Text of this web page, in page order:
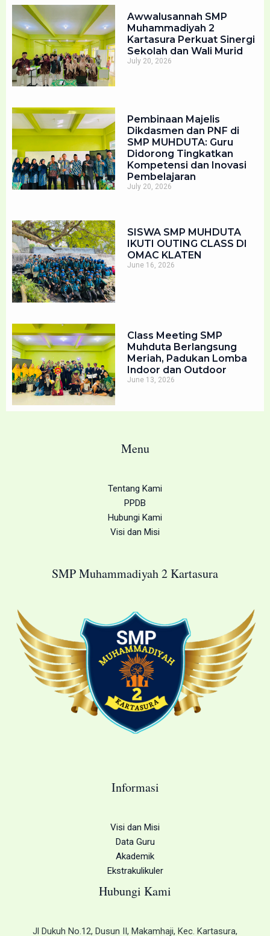
Awwalusannah SMP
Muhammadiyah 2
Kartasura Perkuat Sinergi
Sekolah dan Wali Murid
July 20, 2026
Pembinaan Majelis
Dikdasmen dan PNF di
SMP MUHDUTA: Guru
Didorong Tingkatkan
Kompetensi dan Inovasi
Pembelajaran
July 20, 2026
SISWA SMP MUHDUTA
IKUTI OUTING CLASS DI
OMAC KLATEN
June 16, 2026
Class Meeting SMP
Muhduta Berlangsung
Meriah, Padukan Lomba
Indoor dan Outdoor
June 13, 2026
Menu
Tentang Kami
PPDB
Hubungi Kami
Visi dan Misi
SMP Muhammadiyah 2 Kartasura
Informasi
Visi dan Misi
Data Guru
Akademik
Ekstrakulikuler
Hubungi Kami
Jl Dukuh No.12, Dusun II, Makamhaji, Kec. Kartasura,